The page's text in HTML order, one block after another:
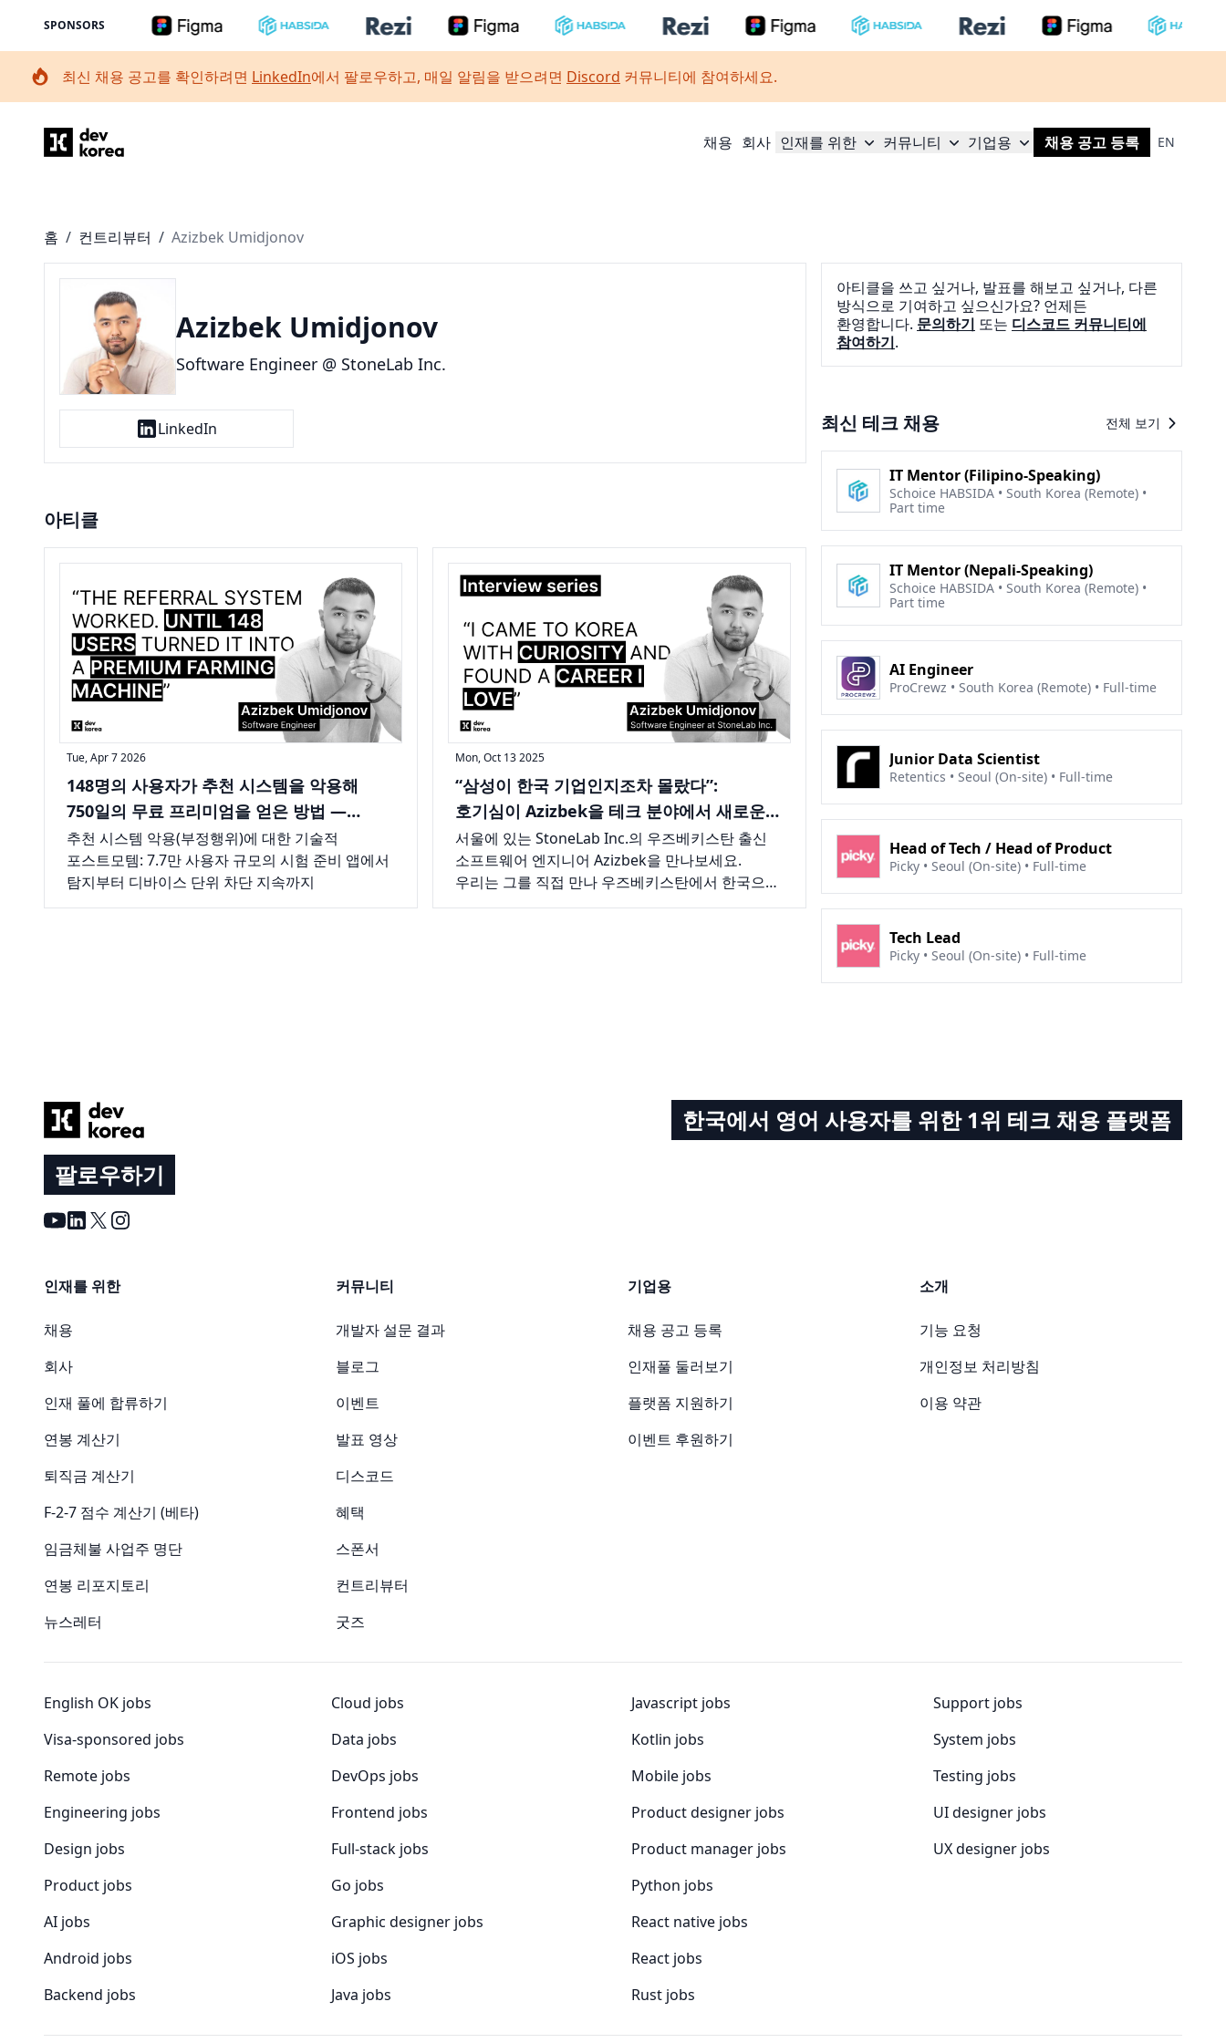
SPONSORS
최신 채용 공고를 확인하려면 LinkedIn에서 팔로우하고, 매일 알림을 받으려면 Discord 커뮤니티에 참여하세요.
Dev Korea 채용 회사 인재를 위한 커뮤니티 기업용 채용 공고 등록 EN
홈 / 컨트리뷰터 / Azizbek Umidjonov
Azizbek Umidjonov
Software Engineer @ StoneLab Inc.
LinkedIn
아티클
Tue, Apr 7 2026
148명의 사용자가 추천 시스템을 악용해
750일의 무료 프리미엄을 얻은 방법 —
그리고 이를 어떻게 막았는지
추천 시스템 악용(부정행위)에 대한 기술적
포스트모템: 7.7만 사용자 규모의 시험 준비 앱에서
탐지부터 디바이스 단위 차단 지속까지
Mon, Oct 13 2025
“삼성이 한국 기업인지조차 몰랐다”:
호기심이 Azizbek을 테크 분야에서 새로운
삶으로 이끈 이야기
서울에 있는 StoneLab Inc.의 우즈베키스탄 출신
소프트웨어 엔지니어 Azizbek을 만나보세요.
우리는 그를 직접 만나 우즈베키스탄에서 한국으로
온 그의 여정, 이곳에서의 기술 업계 근무는 어떤지,
아티클을 쓰고 싶거나, 발표를 해보고 싶거나, 다른
방식으로 기여하고 싶으신가요? 언제든
환영합니다. 문의하기 또는 디스코드 커뮤니티에
참여하기.
최신 테크 채용 전체 보기
IT Mentor (Filipino-Speaking)
Schoice HABSIDA • South Korea (Remote) •
Part time
IT Mentor (Nepali-Speaking)
Schoice HABSIDA • South Korea (Remote) •
Part time
AI Engineer
ProCrewz • South Korea (Remote) • Full-time
Junior Data Scientist
Retentics • Seoul (On-site) • Full-time
Head of Tech / Head of Product
Picky • Seoul (On-site) • Full-time
Tech Lead
Picky • Seoul (On-site) • Full-time
한국에서 영어 사용자를 위한 1위 테크 채용 플랫폼
팔로우하기
Youtube
LinkedIn
X Instagram
인재를 위한
채용
회사
인재 풀에 합류하기
연봉 계산기
퇴직금 계산기
F-2-7 점수 계산기 (베타)
임금체불 사업주 명단
연봉 리포지토리
뉴스레터
커뮤니티
개발자 설문 결과
블로그
이벤트
발표 영상
디스코드
혜택
스폰서
컨트리뷰터
굿즈
기업용
채용 공고 등록
인재풀 둘러보기
플랫폼 지원하기
이벤트 후원하기
소개
기능 요청
개인정보 처리방침
이용 약관
English OK jobs
Visa-sponsored jobs
Remote jobs
Engineering jobs
Design jobs
Product jobs
AI jobs
Android jobs
Backend jobs
Cloud jobs
Data jobs
DevOps jobs
Frontend jobs
Full-stack jobs
Go jobs
Graphic designer jobs
iOS jobs
Java jobs
Javascript jobs
Kotlin jobs
Mobile jobs
Product designer jobs
Product manager jobs
Python jobs
React native jobs
React jobs
Rust jobs
Support jobs
System jobs
Testing jobs
UI designer jobs
UX designer jobs